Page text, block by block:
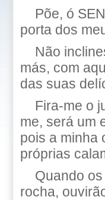
Põe, ó
porta dos
Não
más, com
das suas
Fira-me o
me, será um
pois a minha
próprias
Quando
rocha,